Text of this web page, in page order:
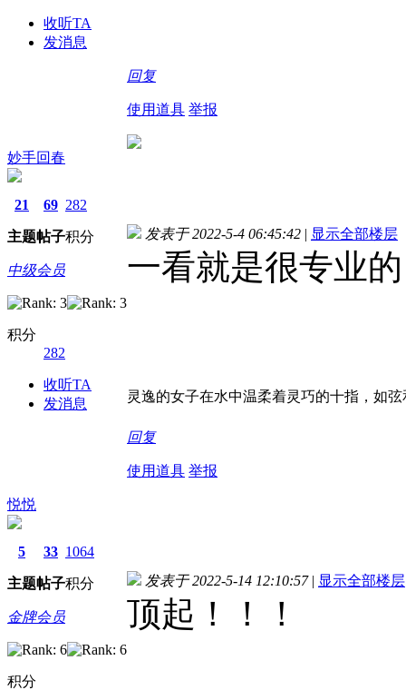
收听TA
发消息
回复
使用道具 举报
妙手回春
21
主题
69
帖子
282
积分
中级会员
积分
282
收听TA
发消息
发表于 2022-5-4 06:45:42 | 显示全部楼层
一看就是很专业
灵逸的女子在水中温柔着灵巧的十指，如
回复
使用道具 举报
悦悦
5
主题
33
帖子
1064
积分
金牌会员
积分
发表于 2022-5-14 12:10:57 | 显示全部楼层
顶起！！！